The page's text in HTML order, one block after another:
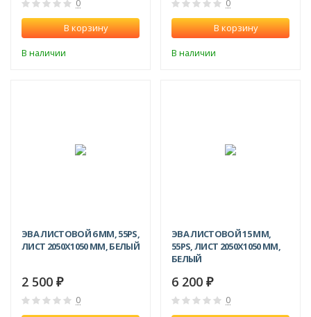
0
В корзину
В наличии
0
В корзину
В наличии
ЭВА ЛИСТОВОЙ 6 ММ, 55PS,
ЛИСТ 2050Х1050 ММ, БЕЛЫЙ
2 500 ₽
0
ЭВА ЛИСТОВОЙ 15 ММ,
55PS, ЛИСТ 2050Х1050 ММ,
БЕЛЫЙ
6 200 ₽
0